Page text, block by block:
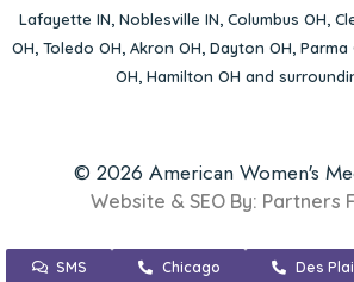
Lafayette IN, Noblesville IN, Columbus OH,
OH, Toledo OH, Akron OH, Dayton OH, Parma
OH, Hamilton OH and
© 2026 American Women's
Website & SEO By: Partners
SMS Chicago Des